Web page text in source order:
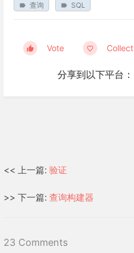
查询
SQL
Vote Collect
分享到以下平台：
<< 上一篇: 验证
>> 下一篇: 查询构建器
23 Comments